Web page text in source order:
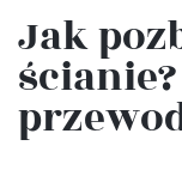
Jak